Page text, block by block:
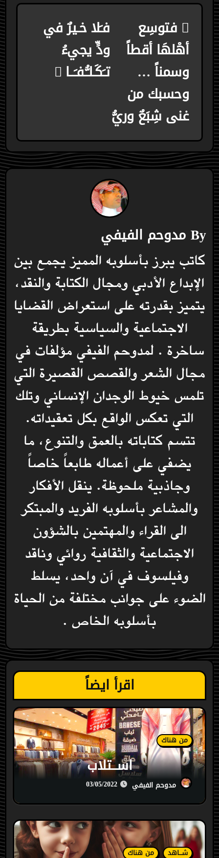
تصفّح
المقالات
فتوسِع
أهْلهَا أقطاً
وسمناً …
وحسبك من
غنى شِبَعٌ وريُّ
فـَلا خـيرٌ في
ودٍّ يجيءُ
تـَكَـلـُّـفـَــا
Byمدوحم الفيفي
كاتب يبرز بأسلوبه المميز يجمع بين
الإبداع الأدبي ومجال الكتابة والنقد،
يتميز بقدرته على استعراض القضايا
الاجتماعية والسياسية بطريقة
ساخرة . لمدوحم الفيفي مؤلفات في
مجال الشعر والقصص القصيرة التي
تلمس خيوط الوجدان الإنساني وتلك
التي تعكس الواقع بكل تعقيداته.
تتسم كتاباته بالعمق والتنوع، ما
يضفي على أعماله طابعاً خاصاً
وجاذبية ملحوظة. ينقل الأفكار
والمشاعر بأسلوبه الفريد والمبتكر
الى القراء والمهتمين بالشؤون
الاجتماعية والثقافية روائي وناقد
وفيلسوف في آن واحد، يسلط
الضوء على جوانب مختلفة من الحياة
بأسلوبه الخاص .
اقرأ ايضاً
من هناك
اســتلاب
مدوحم الفيفي 03/05/2022
شـــاهد من هناك